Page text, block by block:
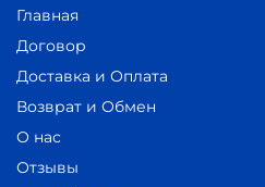
Главная
Договор
Доставка и Оплата
Возврат и Обмен
О нас
Отзывы